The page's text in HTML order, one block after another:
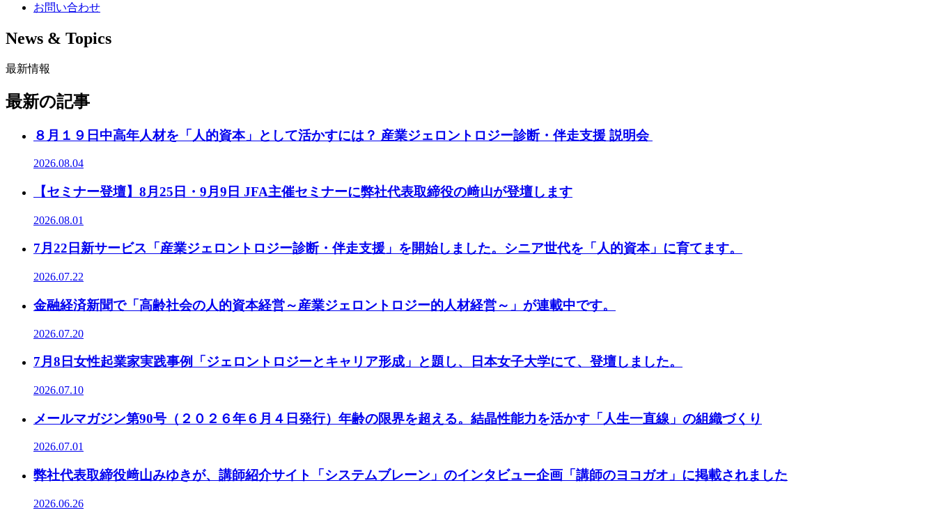
お問い合わせ
News & Topics
最新情報
最新の記事
８月１９日中高年人材を「人的資本」として活かすには？ 産業ジェロントロジー診断・伴走支援 説明会
2026.08.04
【セミナー登壇】8月25日・9月9日 JFA主催セミナーに弊社代表取締役の﨑山が登壇します
2026.08.01
7月22日新サービス「産業ジェロントロジー診断・伴走支援」を開始しました。シニア世代を「人的資本」に育てます。
2026.07.22
金融経済新聞で「高齢社会の人的資本経営～産業ジェロントロジー的人材経営～」が連載中です。
2026.07.20
7月8日女性起業家実践事例「ジェロントロジーとキャリア形成」と題し、日本女子大学にて、登壇しました。
2026.07.10
メールマガジン第90号（２０２６年６月４日発行）年齢の限界を超える。結晶性能力を活かす「人生一直線」の組織づくり
2026.07.01
弊社代表取締役﨑山みゆきが、講師紹介サイト「システムブレーン」のインタビュー企画「講師のヨコガオ」に掲載されました
2026.06.26